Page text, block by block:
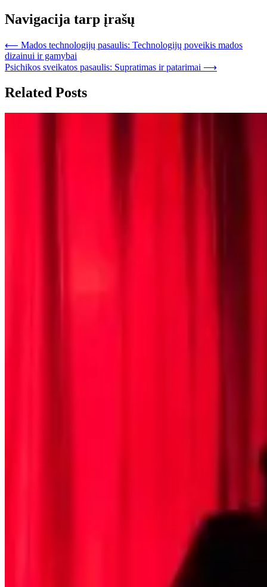
Navigacija tarp įrašų
⟵ Mados technologijų pasaulis: Technologijų poveikis mados
dizainui ir gamybai
Psichikos sveikatos pasaulis: Supratimas ir patarimai ⟶
Related Posts